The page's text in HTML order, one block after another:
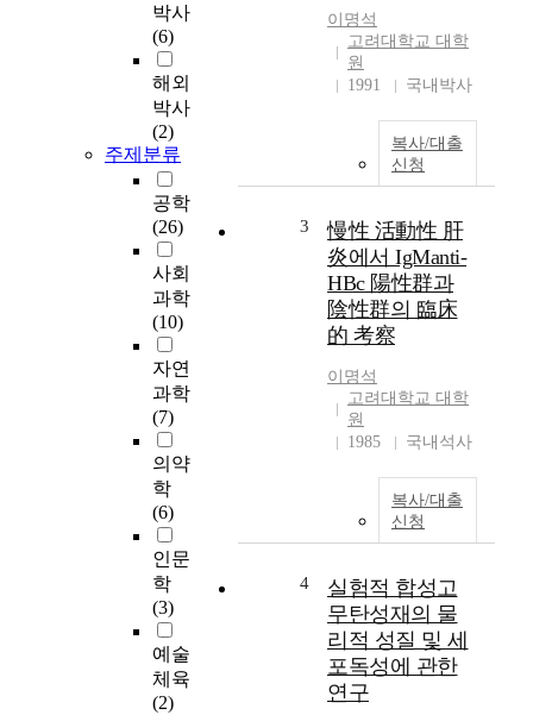
박사
(6)
해외
박사
(2)
주제분류
공학
(26)
사회
과학
(10)
자연
과학
(7)
의약
학
(6)
인문
학
(3)
예술
체육
(2)
이명석
고려대학교 대학
원
1991
국내박사
복사/대출
신청
3
慢性 活動性 肝
炎에서 IgManti-
HBc 陽性群과
陰性群의 臨床
的 考察
이명석
고려대학교 대학
원
1985
국내석사
복사/대출
신청
4
실험적 합성고
무탄성재의 물
리적 성질 및 세
포독성에 관한
연구